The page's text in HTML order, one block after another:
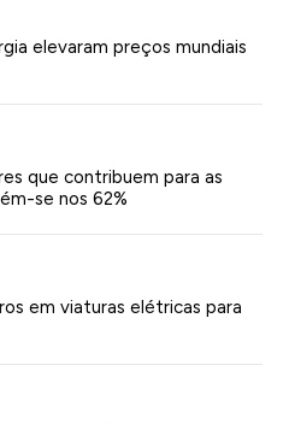
elevaram preços mundiais
que contribuem para as
se nos 62%
em viaturas elétricas para